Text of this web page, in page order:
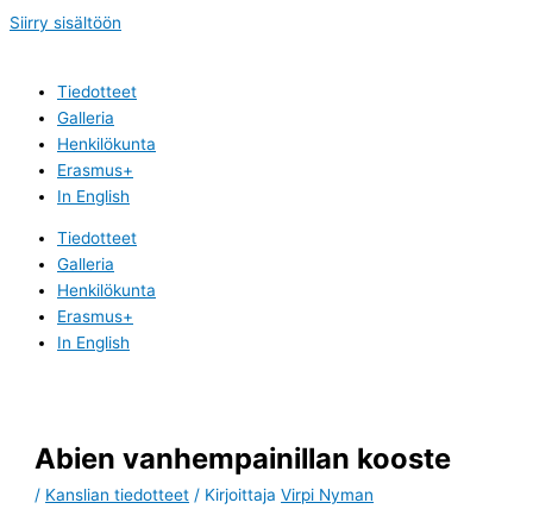
Siirry sisältöön
Tiedotteet
Galleria
Henkilökunta
Erasmus+
In English
Tiedotteet
Galleria
Henkilökunta
Erasmus+
In English
Abien vanhempainillan kooste
/ Kanslian tiedotteet / KirjoittajaVirpi Nyman